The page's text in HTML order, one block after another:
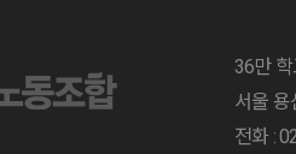
36만
서울 용
전화 :